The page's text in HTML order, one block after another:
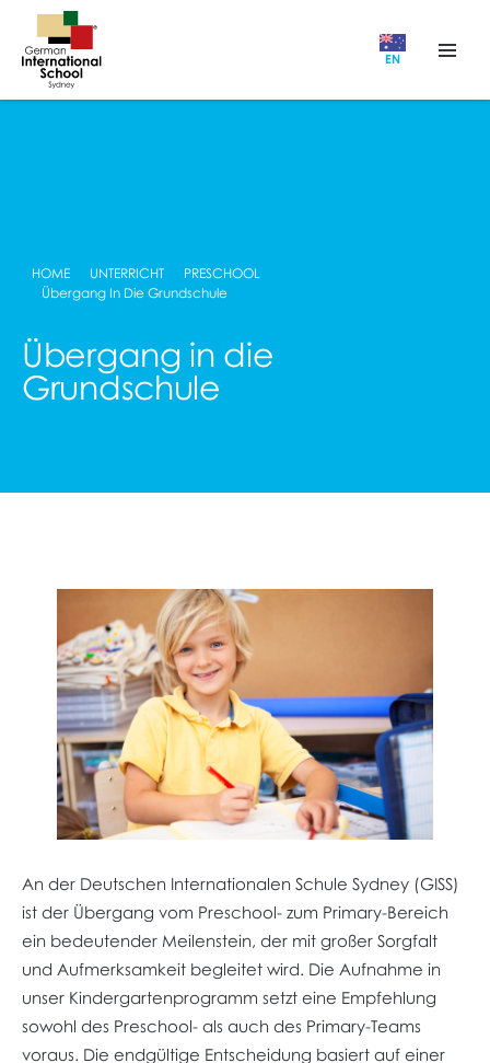
EN
HOME UNTERRICHT
PRESCHOOL
Übergang In Die Grundschule
Übergang in die
Grundschule
An der Deutschen Internationalen Schule Sydney (GISS)
ist der Übergang vom Preschool- zum Primary-Bereich
ein bedeutender Meilenstein, der mit großer Sorgfalt
und Aufmerksamkeit begleitet wird. Die Aufnahme in
unser Kindergartenprogramm setzt eine Empfehlung
sowohl des Preschool- als auch des Primary-Teams
voraus. Die endgültige Entscheidung basiert auf einer